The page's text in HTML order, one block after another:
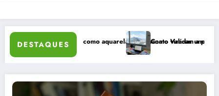
DESTAQUES
táteis como aquarela e artesanato viraram a principal
Como Validar uma Ideia de